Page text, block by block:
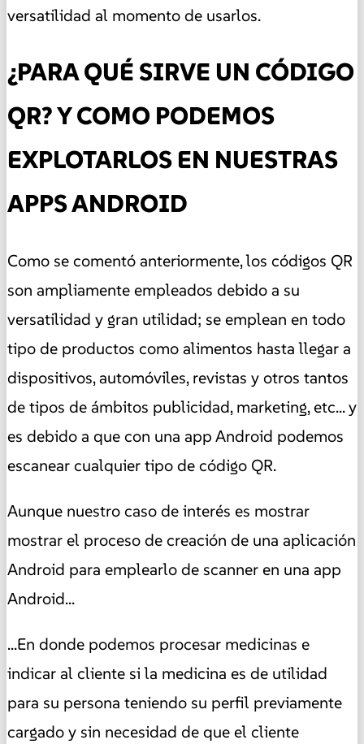
versatilidad al momento de usarlos.
¿PARA QUÉ SIRVE UN CÓDIGO
QR? Y COMO PODEMOS
EXPLOTARLOS EN NUESTRAS
APPS ANDROID
Como se comentó anteriormente, los códigos QR
son ampliamente empleados debido a su
versatilidad y gran utilidad; se emplean en todo
tipo de productos como alimentos hasta llegar a
dispositivos, automóviles, revistas y otros tantos
de tipos de ámbitos publicidad, marketing, etc... y
es debido a que con una app Android podemos
escanear cualquier tipo de código QR.
Aunque nuestro caso de interés es mostrar
mostrar el proceso de creación de una aplicación
Android para emplearlo de scanner en una app
Android...
...En donde podemos procesar medicinas e
indicar al cliente si la medicina es de utilidad
para su persona teniendo su perfil previamente
cargado y sin necesidad de que el cliente